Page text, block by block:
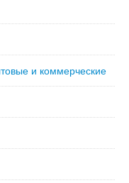
и коммерческие